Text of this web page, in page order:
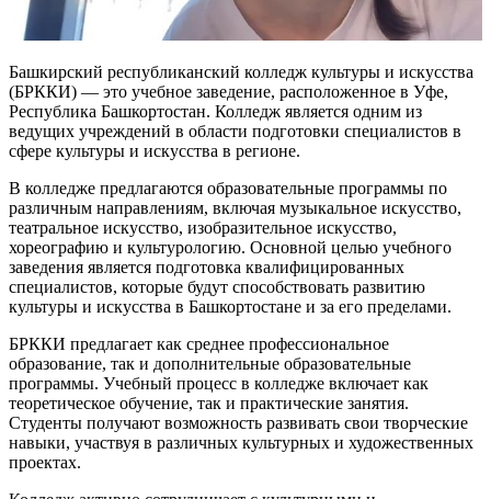
Башкирский республиканский колледж культуры и искусства
(БРККИ) — это учебное заведение, расположенное в Уфе,
Республика Башкортостан. Колледж является одним из
ведущих учреждений в области подготовки специалистов в
сфере культуры и искусства в регионе.
В колледже предлагаются образовательные программы по
различным направлениям, включая музыкальное искусство,
театральное искусство, изобразительное искусство,
хореографию и культурологию. Основной целью учебного
заведения является подготовка квалифицированных
специалистов, которые будут способствовать развитию
культуры и искусства в Башкортостане и за его пределами.
БРККИ предлагает как среднее профессиональное
образование, так и дополнительные образовательные
программы. Учебный процесс в колледже включает как
теоретическое обучение, так и практические занятия.
Студенты получают возможность развивать свои творческие
навыки, участвуя в различных культурных и художественных
проектах.